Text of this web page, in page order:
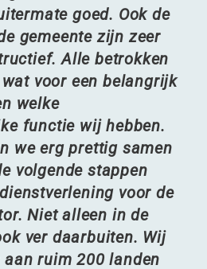
goed. Ook de
gemeente zijn zeer
Alle betrokken
voor een belangrijk
welke
functie wij hebben.
we erg prettig samen
volgende stappen
voor de
Niet alleen in de
ver daarbuiten. Wij
ruim 200 landen